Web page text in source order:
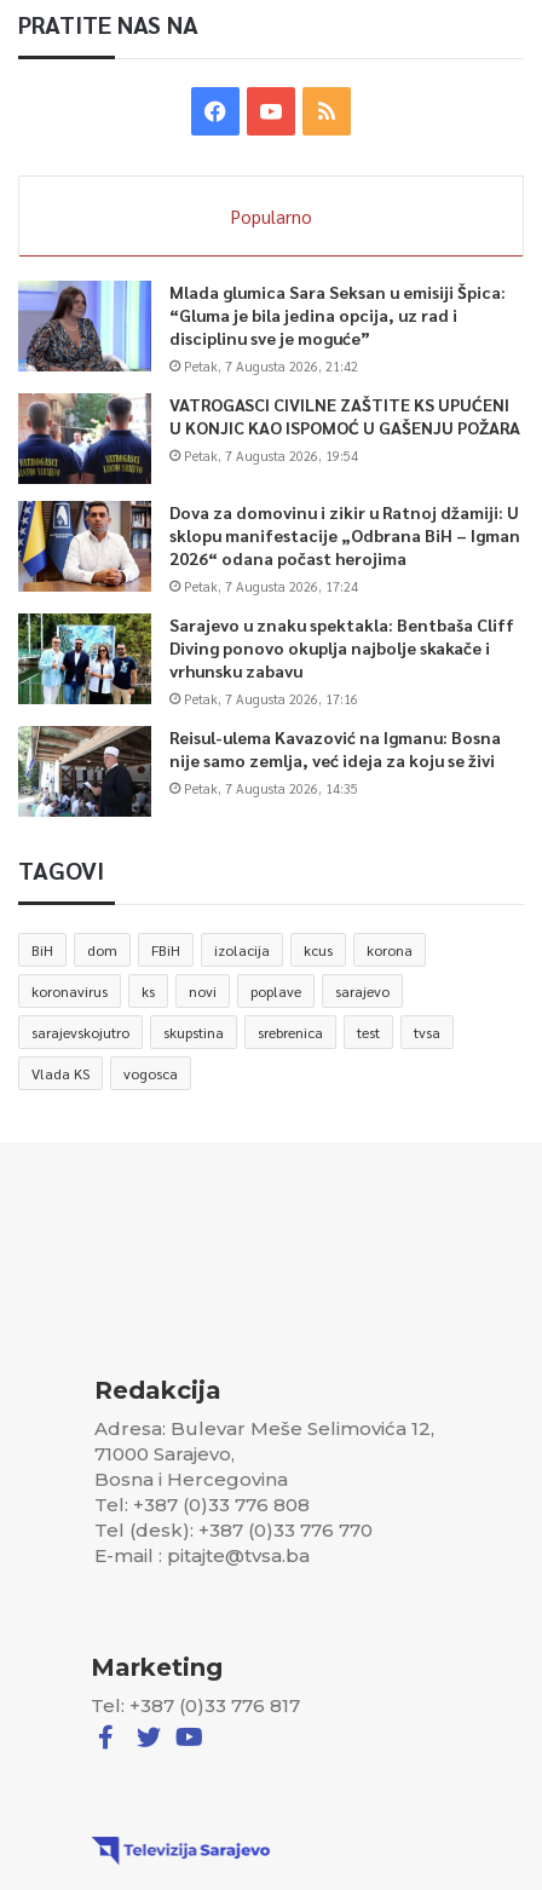
PRATITE NAS NA
Popularno
Mlada glumica Sara Seksan u emisiji Špica:
“Gluma je bila jedina opcija, uz rad i
disciplinu sve je moguće”
Petak, 7 Augusta 2026, 21:42
VATROGASCI CIVILNE ZAŠTITE KS UPUĆENI
U KONJIC KAO ISPOMOĆ U GAŠENJU POŽARA
Petak, 7 Augusta 2026, 19:54
Dova za domovinu i zikir u Ratnoj džamiji: U
sklopu manifestacije „Odbrana BiH – Igman
2026“ odana počast herojima
Petak, 7 Augusta 2026, 17:24
Sarajevo u znaku spektakla: Bentbaša Cliff
Diving ponovo okuplja najbolje skakače i
vrhunsku zabavu
Petak, 7 Augusta 2026, 17:16
Reisul-ulema Kavazović na Igmanu: Bosna
nije samo zemlja, već ideja za koju se živi
Petak, 7 Augusta 2026, 14:35
TAGOVI
BiH dom FBiH izolacija kcus korona
koronavirus ks novi poplave sarajevo
sarajevskojutro skupstina srebrenica test tvsa
Vlada KS vogosca
Redakcija
Adresa: Bulevar Meše Selimovića 12,
71000 Sarajevo,
Bosna i Hercegovina
Tel: +387 (0)33 776 808
Tel (desk): +387 (0)33 776 770
E-mail : pitajte@tvsa.ba
Marketing
Tel: +387 (0)33 776 817